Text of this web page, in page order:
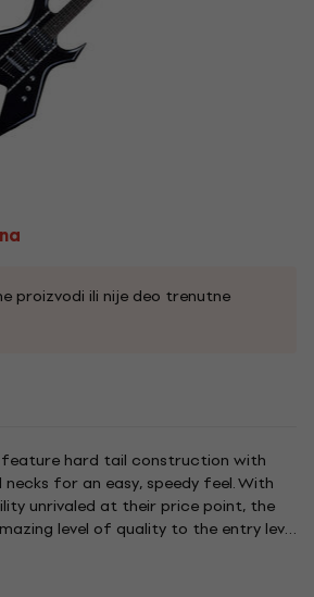
proizvodi ili nije deo trenutne
feature hard tail construction with
for an easy, speedy feel. With
unrivaled at their price point, the
level of quality to the entry level
instrument worthy of the Legacy
attention to...